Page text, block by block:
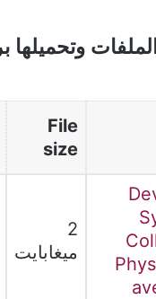
وتحميلها
File
size
2
ميغابايت